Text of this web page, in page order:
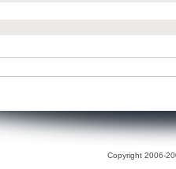
Copyright 2006-